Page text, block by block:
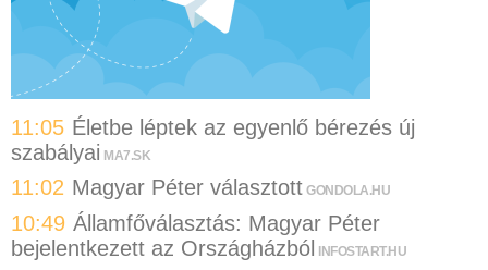
11:05 Életbe léptek az egyenlő bérezés új
szabályai MA7.SK
11:02 Magyar Péter választott GONDOLA.HU
10:49 Államfőválasztás: Magyar Péter
bejelentkezett az Országházból INFOSTART.HU